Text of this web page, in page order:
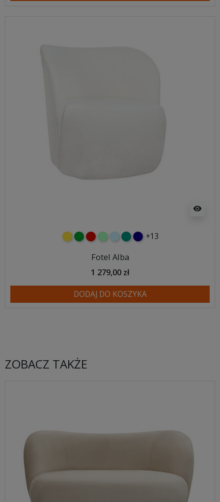
visibility
żółtyzielonyczerwony
miętowybłękitnyturkusowy
granatowy
+13
Fotel Alba
1 279,00 zł
DODAJ DO KOSZYKA
ZOBACZ TAKŻE